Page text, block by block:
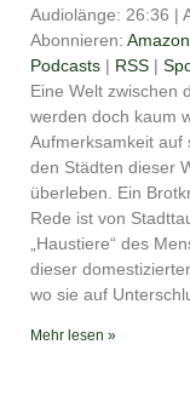
Amazon
Deezer
RSS
YouTube
RSS FEED
TEILEN
LINK
EMBED
Audiolänge: 26:36 |
Abonnieren: Amazon
Podcasts | RSS |
Eine Welt zwischen
werden doch kaum
Aufmerksamkeit auf
den Städten dieser
überleben. Ein
Rede ist von
„Haustiere“ des
dieser
wo sie auf
Mehr lesen »